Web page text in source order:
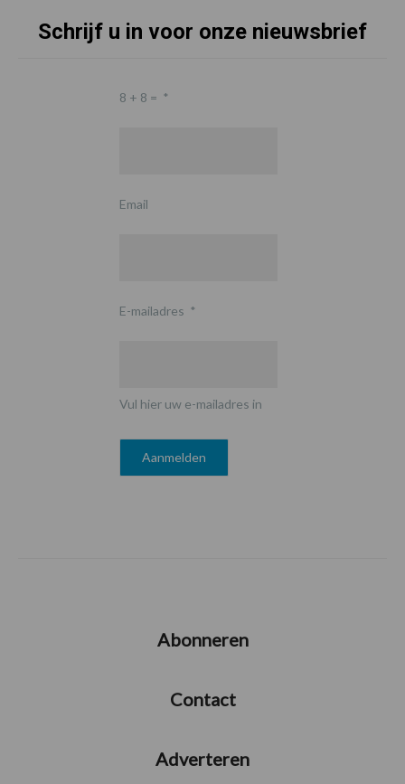
Schrijf u in voor onze nieuwsbrief
8 + 8 = *
Email
E-mailadres *
Vul hier uw e-mailadres in
Abonneren
Contact
Adverteren